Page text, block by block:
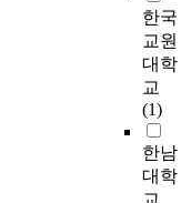
한국
교원
대학
교
(1)
한남
대학